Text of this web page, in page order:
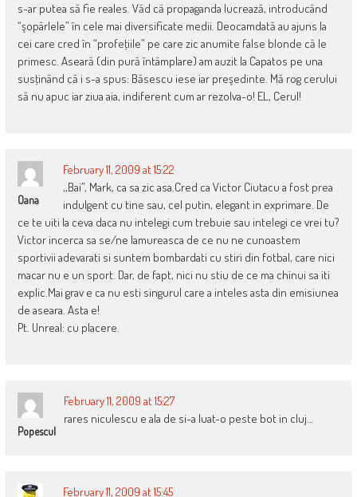
s-ar putea să fie reales. Văd că propaganda lucrează, introducând
“şopârlele” în cele mai diversificate medii. Deocamdată au ajuns la
cei care cred în “profeţiile” pe care zic anumite false blonde că le
primesc. Aseară (din pură întâmplare) am auzit la Capatos pe una
susţinând că i s-a spus: Băsescu iese iar preşedinte. Mă rog cerului
să nu apuc iar ziua aia, indiferent cum ar rezolva-o! EL, Cerul!
Oana
February 11, 2009 at 15:22
,,Bai”, Mark, ca sa zic asa.Cred ca Victor Ciutacu a fost prea
indulgent cu tine sau, cel putin, elegant in exprimare. De
ce te uiti la ceva daca nu intelegi cum trebuie sau intelegi ce vrei tu?
Victor incerca sa se/ne lamureasca de ce nu ne cunoastem
sportivii adevarati si suntem bombardati cu stiri din fotbal, care nici
macar nu e un sport. Dar, de fapt, nici nu stiu de ce ma chinui sa iti
explic.Mai grav e ca nu esti singurul care a inteles asta din emisiunea
de aseara. Asta e!
Pt. Unreal: cu placere.
Popescul
February 11, 2009 at 15:27
rares niculescu e ala de si-a luat-o peste bot in cluj…
February 11, 2009 at 15:45